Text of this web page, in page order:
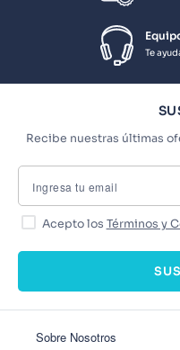
Te
Recibe nuestras últimas
Acepto los Términos y
Sobre Nosotros